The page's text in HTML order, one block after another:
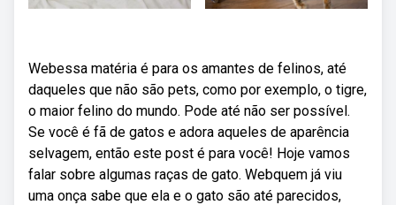
Webessa matéria é para os amantes de felinos, até
daqueles que não são pets, como por exemplo, o tigre,
o maior felino do mundo. Pode até não ser possível.
Se você é fã de gatos e adora aqueles de aparência
selvagem, então este post é para você! Hoje vamos
falar sobre algumas raças de gato. Webquem já viu
uma onça sabe que ela e o gato são até parecidos,